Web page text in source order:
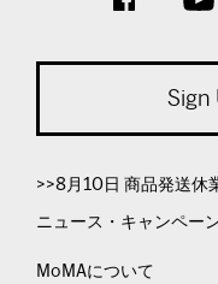
Sign
>>8月10日 商品発送休
ニュース・キャンペー
MoMAについて